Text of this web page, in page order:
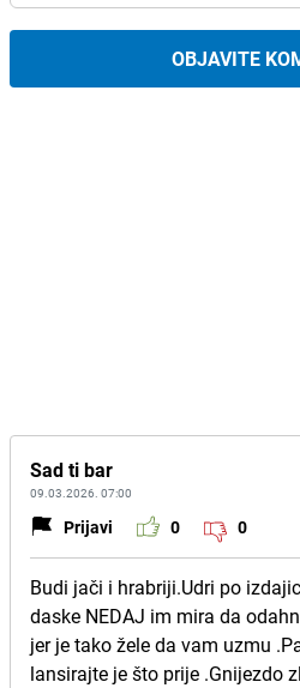
OBJAVITE
Sad ti bar
09.03.2026. 07:00
Prijavi 0 0
Budi jači i hrabriji.Udri po
daske NEDAJ im mira da
jer je tako žele da vam uzmu
lansirajte je što prije .Gnijezdo